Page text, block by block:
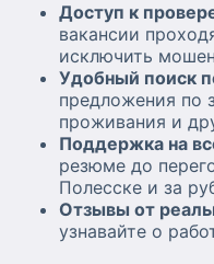
Доступ к
вакансии
исключить
Удобный поиск
предложения по
проживания и
Поддержка на
резюме до
Полесске и за
Отзывы от
узнавайте о